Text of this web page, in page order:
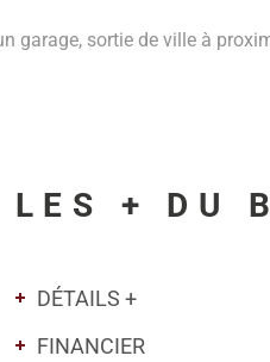
garage, sortie de ville à
LES + DU
DÉTAILS +
FINANCIER